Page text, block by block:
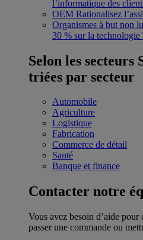
l’informatique des
OEM Rationalisez
Organismes à but non
30 % sur la
Selon les secteurs
triées par secteur
Automobile
Agriculture
Logistique
Fabrication
Commerce de détail
Santé
Banque et finance
Contacter notre
Vous avez besoin d’aide
passer une commande ou